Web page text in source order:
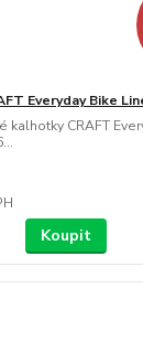
Everyday Bike
kalhotky CRAFT
Koupit